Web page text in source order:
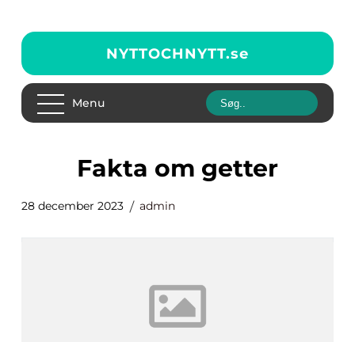
NYTTOCHNYTT.se
Menu
fakta om getter
28 december 2023 admin